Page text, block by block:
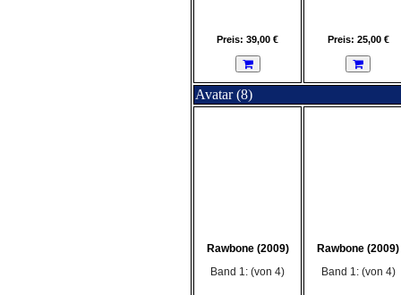
Preis: 39,00 € Preis: 25,00 €
Avatar (8)
Rawbone (2009)
Band 1: (von 4)
Rawbone (2009)
Band 1: (von 4)